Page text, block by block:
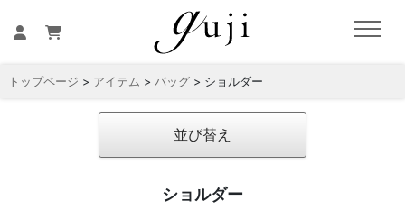
トップページ > アイテム > バッグ> ショルダー
並び替え
ショルダー